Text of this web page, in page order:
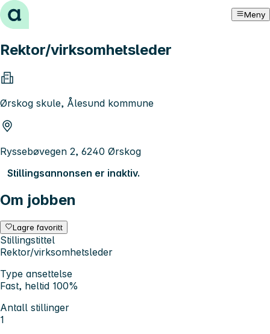
Hopp til innhold Meny
Rektor/virksomhetsleder
Ørskog skule, Ålesund kommune
Ryssebøvegen 2, 6240 Ørskog
Stillingsannonsen er inaktiv.
Om jobben
Lagre favoritt
Stillingstittel
Rektor/virksomhetsleder
Type ansettelse
Fast, heltid 100%
Antall stillinger
1